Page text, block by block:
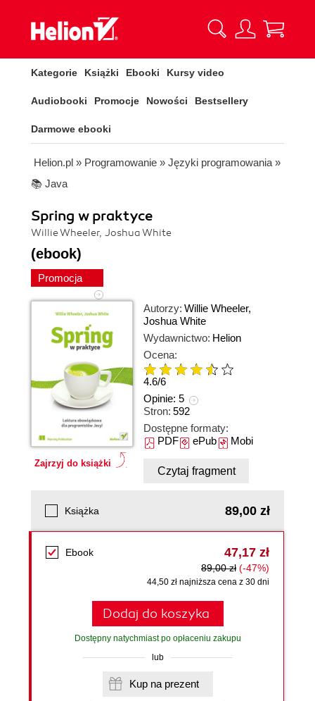
Kategorie Książki Ebooki Kursy video
Audiobooki Promocje Nowości Bestsellery
Darmowe ebooki
Helion.pl » Programowanie » Języki programowania »
📚 Java
Spring w praktyce
Willie Wheeler, Joshua White
(ebook)
Promocja
Zajrzyj do książki
Autorzy: Willie Wheeler,
Joshua White
Wydawnictwo: Helion
Ocena:
4.6/6
Opinie: 5
Stron: 592
Dostępne formaty:
PDFePubMobi
Czytaj fragment
Książka 89,00 zł
Ebook 47,17 zł
89,00 zł (-47%)
44,50 zł najniższa cena z 30 dni
Dodaj do koszyka
Dostępny natychmiast po opłaceniu zakupu
lub
Kup na prezent